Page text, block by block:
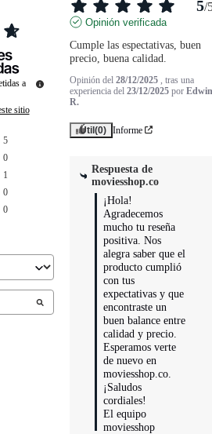
a
sitio
5
0
1
0
0
5/
Opinión verificada
Cumple las espectativas, buen
precio, buena calidad.
Opinión del28/12/2025
, tras una
experiencia del23/12/2025 por
R.
Útil(0) Informe
Respuesta de
moviesshop.co
¡Hola!
Agradecemos
mucho tu reseña
positiva. Nos
alegra saber que el
producto cumplió
con tus
expectativas y que
encontraste un
buen balance entre
calidad y precio.
Esperamos verte
de nuevo en
moviesshop.co.
¡Saludos
cordiales!
El equipo
moviesshop